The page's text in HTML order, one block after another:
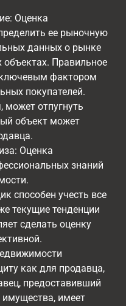
Оценка
ее рыночную
данных о рынке
Правильное
ключевым фактором
покупателей.
отпугнуть
объект может
Оценка
знаний
способен учесть все
текущие тенденции
сделать оценку
как для продавца,
предоставивший
имущества, имеет